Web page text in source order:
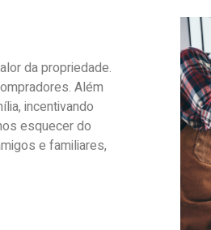
da propriedade.
Além
incentivando
esquecer do
e familiares,